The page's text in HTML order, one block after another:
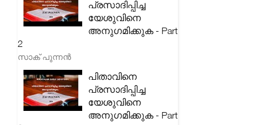
പ്രസാദിപ്പിച്ച
യേശുവിനെ
അനുഗമിക്കുക - Part
2
സാക് പുന്നൻ
പിതാവിനെ
പ്രസാദിപ്പിച്ച
യേശുവിനെ
അനുഗമിക്കുക - Part